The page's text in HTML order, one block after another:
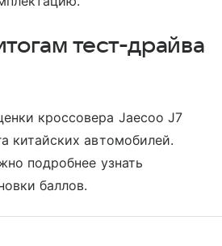
тест-драйва
кроссовера Jaecoo J7
китайских автомобилей.
подробнее узнать
баллов.